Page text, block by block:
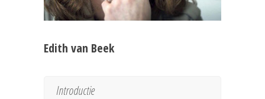
Edith van Beek
Introductie